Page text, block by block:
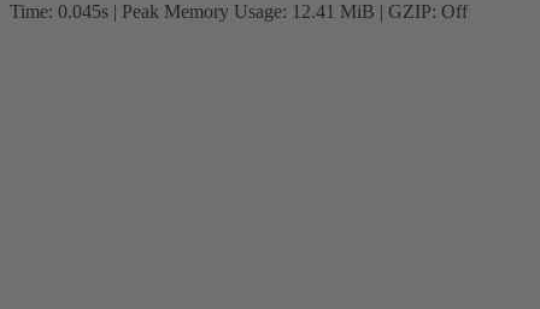
Time: 0.045s | Peak Memory Usage: 12.41 MiB | GZIP: Off